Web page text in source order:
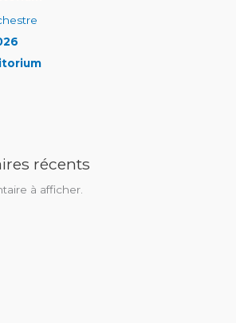
récents
à afficher.